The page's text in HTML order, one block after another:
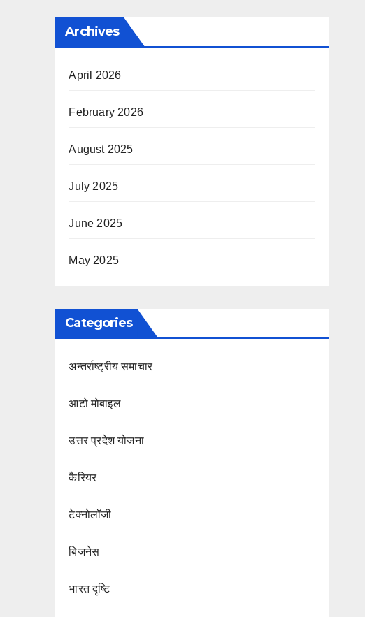
Archives
April 2026
February 2026
August 2025
July 2025
June 2025
May 2025
Categories
अन्तर्राष्ट्रीय समाचार
आटो मोबाइल
उत्तर प्रदेश योजना
कैरियर
टेक्नोलॉजी
बिजनेस
भारत दृष्टि